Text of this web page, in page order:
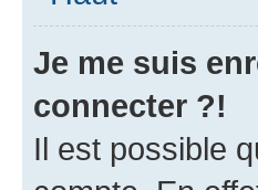
Je me suis
connecter ?!
Il est possible